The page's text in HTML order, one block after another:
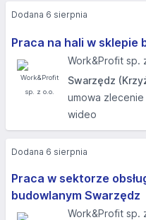
Praca na hali w sklepie
Work&Profit sp.
Swarzędz
umowa zlecenie
wideo
Dodana 6 sierpnia
Praca w sektorze
budowlanym Swarzędz
Work&Profit sp.
Dodana 6 sierpnia